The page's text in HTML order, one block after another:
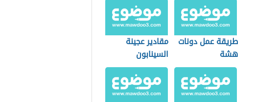
طريقة عمل دونات
هشة
مقادير عجينة
السينابون